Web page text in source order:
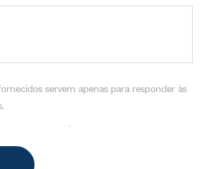
servem apenas para responder às
.